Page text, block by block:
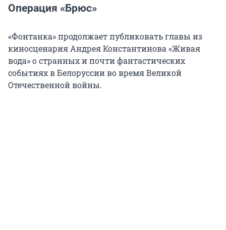
Операция «Брюс»
«Фонтанка» продолжает публиковать главы из
киносценария Андрея Константинова «Живая
вода» о странных и почти фантастических
событиях в Белоруссии во время Великой
Отечественной войны.